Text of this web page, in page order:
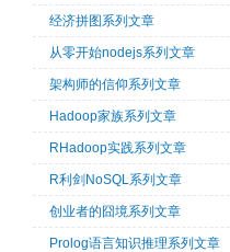
经济拼图系列文章
从零开始nodejs系列文章
架构师的信仰系列文章
Hadoop家族系列文章
RHadoop实践系列文章
R利剑NoSQL系列文章
创业者的囧境系列文章
Prolog语言知识推理系列文章